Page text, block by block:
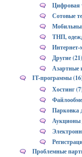
Цифровая
Сотовые
ТНП,
Интернет-
Другие (21)
Азартные
IT-программы
Хостинг
Парковка
Аукционы
Проблемные